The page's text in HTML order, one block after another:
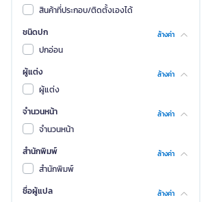
สินค้าที่ประกอบ/ติดตั้งเองได้
ชนิดปก
ล้างค่า
ปกอ่อน
ผู้แต่ง
ล้างค่า
ผู้แต่ง
จำนวนหน้า
ล้างค่า
จำนวนหน้า
สำนักพิมพ์
ล้างค่า
สำนักพิมพ์
ชื่อผู้แปล
ล้างค่า